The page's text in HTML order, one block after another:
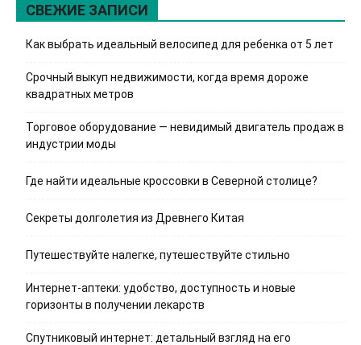
СВЕЖИЕ ЗАПИСИ
Как выбрать идеальный велосипед для ребенка от 5 лет
Срочный выкуп недвижимости, когда время дороже
квадратных метров
Торговое оборудование — невидимый двигатель продаж в
индустрии моды
Где найти идеальные кроссовки в Северной столице?
Секреты долголетия из Древнего Китая
Путешествуйте налегке, путешествуйте стильно
Интернет-аптеки: удобство, доступность и новые
горизонты в получении лекарств
Спутниковый интернет: детальный взгляд на его